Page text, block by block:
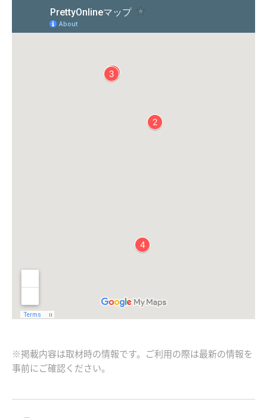
※掲載内容は取材時の情報です。ご利用の際は最新の情報を
事前にご確認ください。